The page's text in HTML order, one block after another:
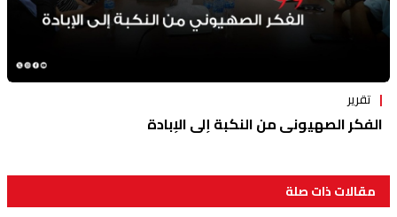
تقرير
الفكر الصهيوني من النكبة إلى الإبادة
مقالات ذات صلة